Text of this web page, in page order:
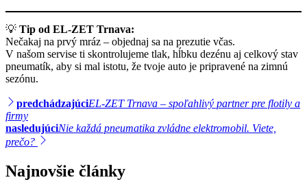
💡 Tip od EL-ZET Trnava:
Nečakaj na prvý mráz – objednaj sa na prezutie včas.
V našom servise ti skontrolujeme tlak, hĺbku dezénu aj celkový stav
pneumatík, aby si mal istotu, že tvoje auto je pripravené na zimnú
sezónu.
Navigácia
v
článku
predchádzajúciEL-ZET Trnava – spoľahlivý partner pre flotily a
firmy
nasledujúciNie každá pneumatika zvládne elektromobil. Viete,
prečo?
Najnovšie články